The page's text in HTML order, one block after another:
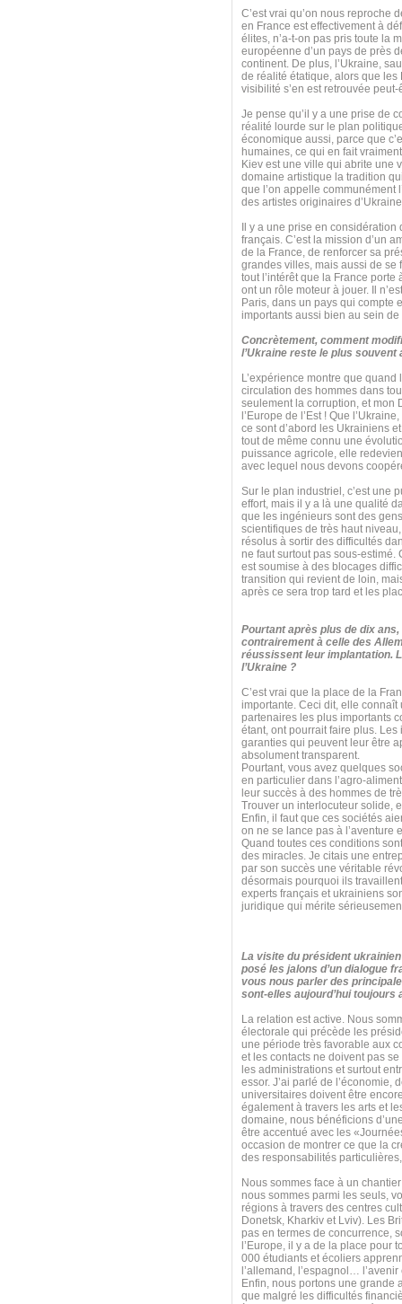
C’est vrai qu’on nous reproche
en France est effectivement à
élites, n’a-t-on pas pris toute la
européenne d’un pays de près
continent. De plus, l’Ukraine,
de réalité étatique, alors que les
visibilité s’en est retrouvée
Je pense qu’il y a une prise de
réalité lourde sur le plan
économique aussi, parce que
humaines, ce qui en fait
Kiev est une ville qui abrite une
domaine artistique la tradition
que l’on appelle communément
des artistes originaires
Il y a une prise en
français. C’est la mission d’un
de la France, de renforcer sa
grandes villes, mais aussi de se
tout l’intérêt que la France
ont un rôle moteur à jouer. Il
Paris, dans un pays qui compte
importants aussi bien au sein de
Concrètement, comment
l’Ukraine reste le plus
L’expérience montre que
circulation des hommes dans
seulement la corruption, et mon
l’Europe de l’Est ! Que
ce sont d’abord les Ukrainiens
tout de même connu une
puissance agricole, elle
avec lequel nous devons
Sur le plan industriel, c’est une
effort, mais il y a là une qualité
que les ingénieurs sont des
scientifiques de très haut
résolus à sortir des difficultés
ne faut surtout pas sous-
est soumise à des blocages
transition qui revient de loin,
après ce sera trop tard et les
Pourtant après plus de dix
contrairement à celle des
réussissent leur implantation.
l’Ukraine ?
C’est vrai que la place de la
importante. Ceci dit, elle
partenaires les plus importants
étant, ont pourrait faire plus.
garanties qui peuvent leur être
absolument transparent.
Pourtant, vous avez quelques
en particulier dans l’agro-
leur succès à des hommes de
Trouver un interlocuteur solide,
Enfin, il faut que ces sociétés
on ne se lance pas à l’aventure
Quand toutes ces conditions
des miracles. Je citais une
par son succès une véritable
désormais pourquoi ils
experts français et ukrainiens
juridique qui mérite
La visite du président
posé les jalons d’un dialogue
vous nous parler des
sont-elles aujourd’hui toujours
La relation est active. Nous
électorale qui précède les
une période très favorable aux
et les contacts ne doivent pas
les administrations et surtout
essor. J’ai parlé de l’économie,
universitaires doivent être
également à travers les arts et
domaine, nous bénéficions
être accentué avec les
occasion de montrer ce que la
des responsabilités
Nous sommes face à un
nous sommes parmi les seuls,
régions à travers des centres
Donetsk, Kharkiv et Lviv). Les
pas en termes de concurrence,
l’Europe, il y a de la place pour
000 étudiants et écoliers
l’allemand, l’espagnol…
Enfin, nous portons une grande
que malgré les difficultés